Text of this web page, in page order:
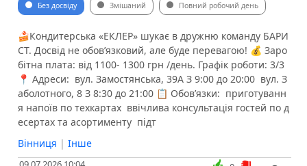
Без досвіду Змішаний Повний робочий день
🍰Кондитерська «ЕКЛЕР» шукає в дружню команду БАРИ
СТ. Досвід не обовʼязковий, але буде перевагою! 💰 Заро
бітна плата: від 1100- 1300 грн /день. Графік роботи: 3/3
📍 Адреси: ️ вул. Замостянська, 39А З 9:00 до 20:00 ️ вул. З
аболотного, 8 З 8:30 до 21:00 📋 Обов’язки: ️ приготуванн
я напоїв по техкартах ️ ввічлива консультація гостей по д
есертах та асортименту ️ підт
Вінниця | Інше